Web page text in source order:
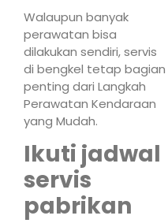
Walaupun banyak
perawatan bisa
dilakukan sendiri, servis
di bengkel tetap bagian
penting dari Langkah
Perawatan Kendaraan
yang Mudah.
Ikuti jadwal
servis
pabrikan